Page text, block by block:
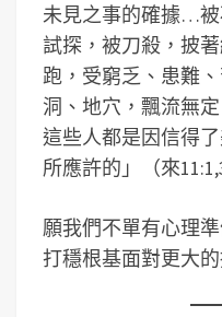
未見之事的確據…
試探，被刀殺，披
跑，受窮乏、患難
洞、地穴，飄流無
這些人都是因信得
所應許的」（來
願我們不單有心理
打穩根基面對更大的